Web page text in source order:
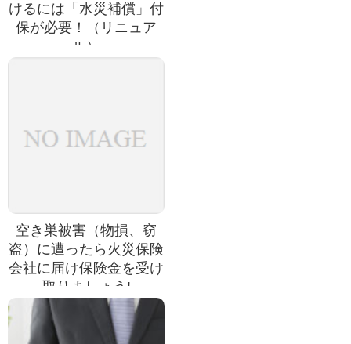
けるには「水災補償」付
保が必要！（リニュア
ル）
空き巣被害（物損、窃
盗）に遭ったら火災保険
会社に届け保険金を受け
取りましょう!